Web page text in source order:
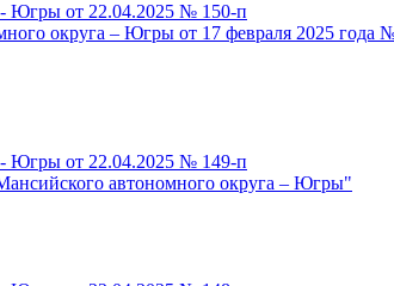
- Югры от 22.04.2025 № 150-п
округа – Югры от 17 февраля 2025
- Югры от 22.04.2025 № 149-п
автономного округа – Югры"